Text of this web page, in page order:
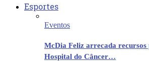
Esportes
Eventos
McDia Feliz arrecada
Hospital do Câncer…